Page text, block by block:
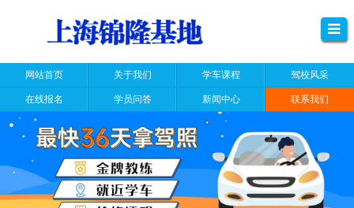
网站首页 关于我们 学车课程 驾校风采
在线报名 学员问答 新闻中心 联系我们